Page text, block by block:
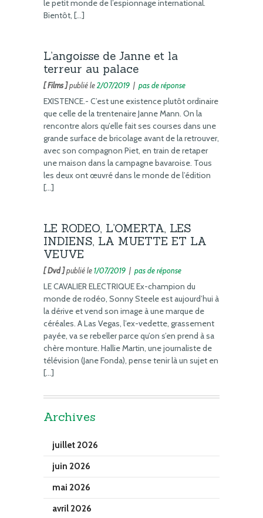
le petit monde de l’espionnage international.
Bientôt, […]
L’angoisse de Janne et la
terreur au palace
[ Films ]publié le2/07/2019 | pas de réponse
EXISTENCE.- C’est une existence plutôt ordinaire
que celle de la trentenaire Janne Mann. On la
rencontre alors qu’elle fait ses courses dans une
grande surface de bricolage avant de la retrouver,
avec son compagnon Piet, en train de retaper
une maison dans la campagne bavaroise. Tous
les deux ont œuvré dans le monde de l’édition
[…]
LE RODEO, L’OMERTA, LES
INDIENS, LA MUETTE ET LA
VEUVE
[ Dvd ]publié le1/07/2019 | pas de réponse
LE CAVALIER ELECTRIQUE Ex-champion du
monde de rodéo, Sonny Steele est aujourd’hui à
la dérive et vend son image à une marque de
céréales. A Las Vegas, l’ex-vedette, grassement
payée, va se rebeller parce qu’on s’en prend à sa
chère monture. Hallie Martin, une journaliste de
télévision (Jane Fonda), pense tenir là un sujet en
[…]
Archives
juillet 2026
juin 2026
mai 2026
avril 2026